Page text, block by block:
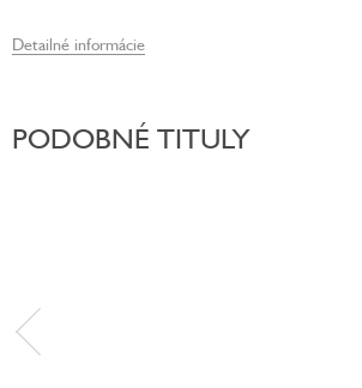
Detailné informácie
PODOBNÉ TITULY